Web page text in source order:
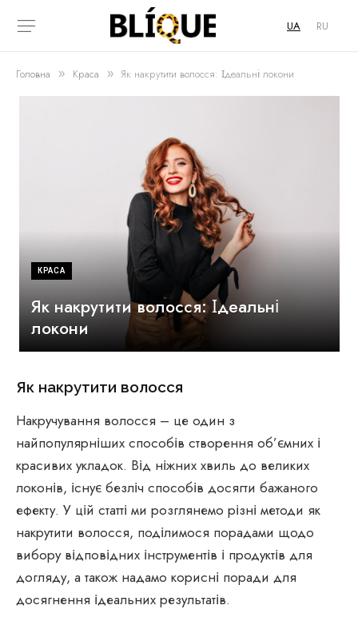
UA RU
Головна » Краса » Як накрутити волосся: Ідеальні локони
КРАСА
Як накрутити волосся: Ідеальні
локони
Як накрутити волосся
Накручування волосся – це один з
найпопулярніших способів створення об’ємних і
красивих укладок. Від ніжних хвиль до великих
локонів, існує безліч способів досягти бажаного
ефекту. У цій статті ми розглянемо різні методи як
накрутити волосся, поділимося порадами щодо
вибору відповідних інструментів і продуктів для
догляду, а також надамо корисні поради для
досягнення ідеальних результатів.